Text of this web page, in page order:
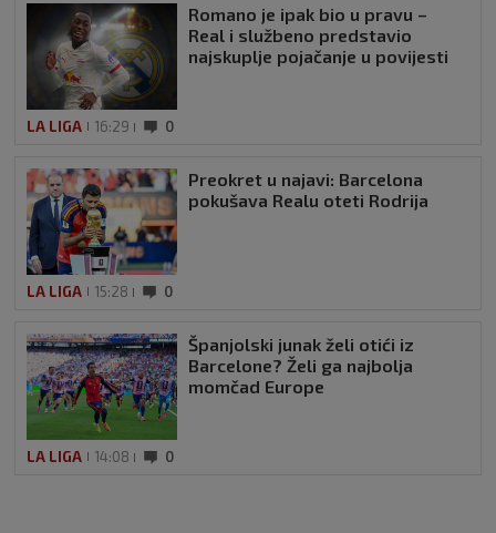
Romano je ipak bio u pravu –
Real i službeno predstavio
najskuplje pojačanje u povijesti
LA LIGA 16:29 0
Preokret u najavi: Barcelona
pokušava Realu oteti Rodrija
LA LIGA 15:28 0
Španjolski junak želi otići iz
Barcelone? Želi ga najbolja
momčad Europe
LA LIGA 14:08 0